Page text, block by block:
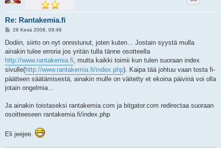
Re: Rantakemia.fi
V
e
t
i
26 Kesä 2008, 09:48
Dodiin, siirto on nyt onnistunut, joten kuten... Jostain syystä mulla
ainakin tulee erroria jos yritän tulla tänne osotteella
http://www.rantakemia.fi , mutta kaikki toimii kun tulen suoraan index
sivulle(http://www.rantakemia.fi/index.php). Kaipa tää johtuu vaan tosta fi-
päätteen säätämisestä, ainakin mulle on väitetty et ekoina päivinä voi olla
jotain ongelmia...
Ja ainakin toistaseksi rantakemia.com ja bitgator.com redirectaa suoraan
osoitteeseen rantakemia.fi/index.php
Eli jeejee.